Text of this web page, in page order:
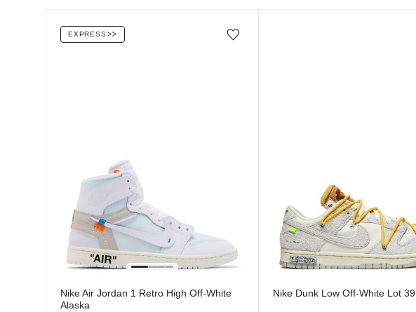
Favorilere ekle/çıkar
EXPRESSᐳᐳ
Nike Air Jordan 1 Retro High Off-White
Alaska
Nike Dunk Low Off-White Lot 39